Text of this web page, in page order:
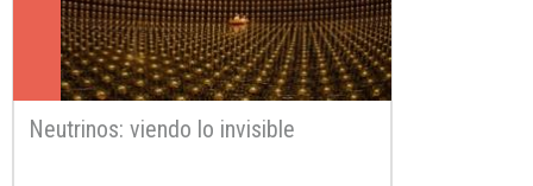
Neutrinos: viendo lo invisible